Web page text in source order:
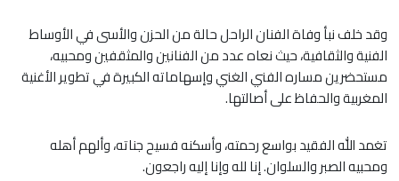
وقد خلف نبأ وفاة الفنان الراحل حالة من الحزن والأسى في الأوساط
الفنية والثقافية، حيث نعاه عدد من الفنانين والمثقفين ومحبيه،
مستحضرين مساره الفني الغني وإسهاماته الكبيرة في تطوير الأغنية
المغربية والحفاظ على أصالتها.
تغمد الله الفقيد بواسع رحمته، وأسكنه فسيح جناته، وألهم أهله
ومحبيه الصبر والسلوان. إنا لله وإنا إليه راجعون.